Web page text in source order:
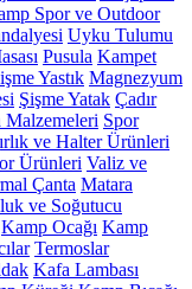
Spor ve Outdoor
Uyku Tulumu
Pusula Kampet
Yastık Magnezyum
Şişme Yatak Çadır
Malzemeleri Spor
ve Halter Ürünleri
Ürünleri Valiz ve
Çanta Matara
ve Soğutucu
Kamp Ocağı Kamp
Termoslar
Kafa Lambası